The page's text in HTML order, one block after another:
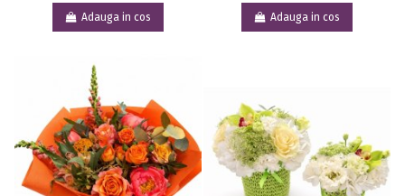
Adauga in cos Adauga in cos